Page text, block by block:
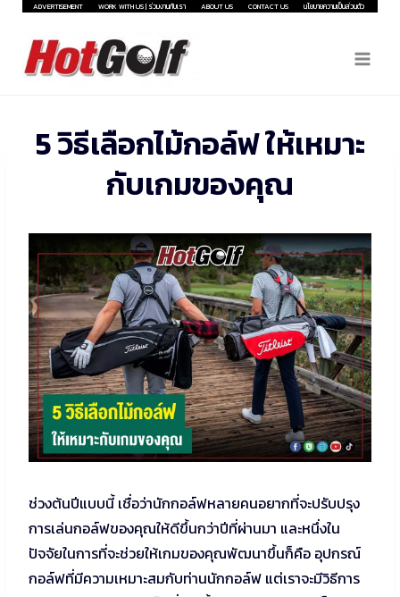
Skip
content
ADVERTISEMENT WORK WITH US | ร่วมงานกับเรา ABOUT US CONTACT US นโยบายความเป็นส่วนตัว
5 วิธีเลือกไม้กอล์ฟ ให้เหมาะ
กับเกมของคุณ
ช่วงต้นปีแบบนี้ เชื่อว่านักกอล์ฟหลายคนอยากที่จะปรับปรุง
การเล่นกอล์ฟของคุณให้ดีขึ้นกว่าปีที่ผ่านมา และหนึ่งใน
ปัจจัยในการที่จะช่วยให้เกมของคุณพัฒนาขึ้นก็คือ อุปกรณ์
กอล์ฟที่มีความเหมาะสมกับท่านนักกอล์ฟ แต่เราจะมีวิธีการ